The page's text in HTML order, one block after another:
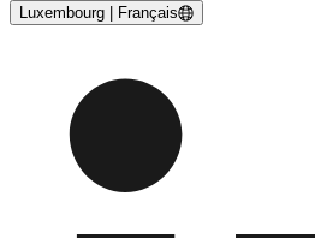
Luxembourg | Français